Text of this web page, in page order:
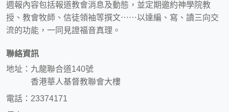
週報內容包括報道教會消息及動態，並定期邀約神學院教
授、教會牧師、信徒領袖等撰文⋯⋯以達編、寫、讀三向交
流的功能，一同見證福音真理。
聯絡資訊
地址：九龍聯合道140號
香港華人基督教聯會大樓
電話：23374171